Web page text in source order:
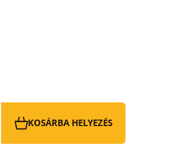
KOSÁRBA HELYEZÉS